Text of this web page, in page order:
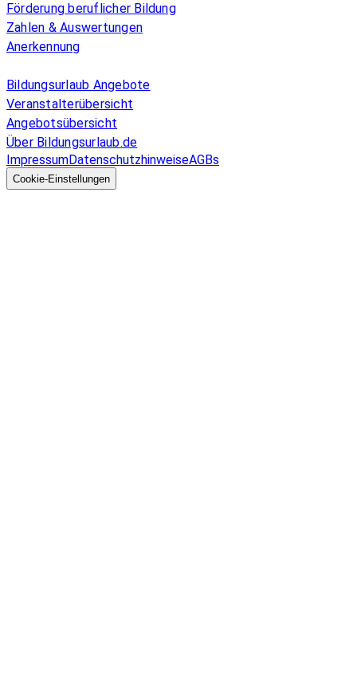
Förderung beruflicher Bildung
Zahlen & Auswertungen
Anerkennung
Bildungsurlaub Angebote
Veranstalterübersicht
Angebotsübersicht
Über Bildungsurlaub.de
ImpressumDatenschutzhinweiseAGBs
Cookie-Einstellungen